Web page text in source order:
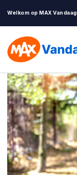
Welkom op MAX Vandaag